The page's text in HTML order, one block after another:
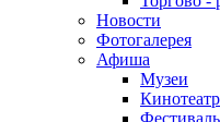
Новости
Фотогалерея
Афиша
Музеи